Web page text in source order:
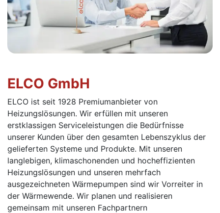
ELCO GmbH
ELCO ist seit 1928 Premiumanbieter von
Heizungslösungen. Wir erfüllen mit unseren
erstklassigen Serviceleistungen die Bedürfnisse
unserer Kunden über den gesamten Lebenszyklus der
gelieferten Systeme und Produkte. Mit unseren
langlebigen, klimaschonenden und hocheffizienten
Heizungslösungen und unseren mehrfach
ausgezeichneten Wärmepumpen sind wir Vorreiter in
der Wärmewende. Wir planen und realisieren
gemeinsam mit unseren Fachpartnern